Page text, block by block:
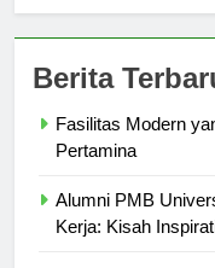
Fasilitas Modern
Alumni PMB